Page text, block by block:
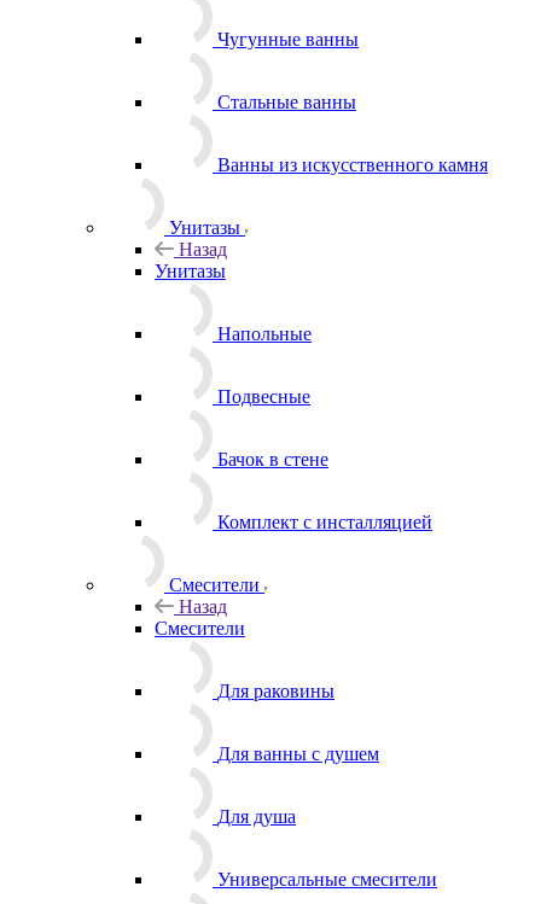
Чугунные ванны
Стальные ванны
Ванны из искусственного камня
Унитазы
Назад
Унитазы
Напольные
Подвесные
Бачок в стене
Комплект с инсталляцией
Смесители
Назад
Смесители
Для раковины
Для ванны с душем
Для душа
Универсальные смесители